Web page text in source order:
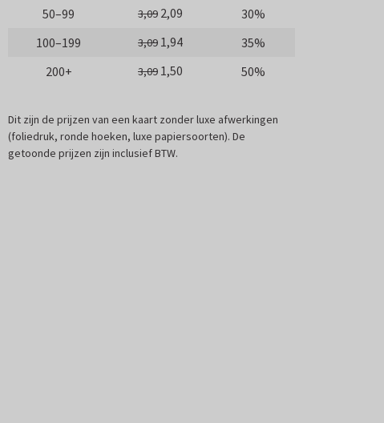
50–99
3,09 2,09
30%
100–199
3,09 1,94
35%
200+
3,09 1,50 50%
Dit zijn de prijzen van een kaart zonder luxe afwerkingen
(foliedruk, ronde hoeken, luxe papiersoorten). De
getoonde prijzen zijn inclusief BTW.